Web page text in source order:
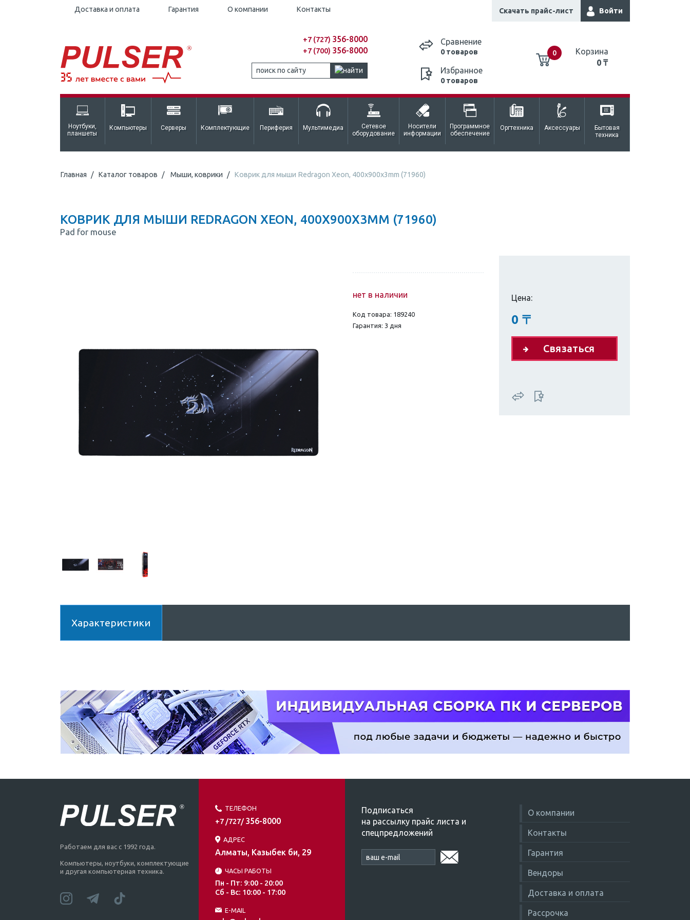
Доставка и оплата Гарантия О компании Контакты Скачать прайс-лист Войти
+7 (727) 356-8000
+7 (700) 356-8000
Сравнение
0 товаров
Избранное
0 товаров
0
Корзина
0 ₸
0 ₸
Ноутбуки,
планшеты
Компьютеры Серверы Комплектующие Периферия Мультимедиа
Сетевое
оборудование
Носители
информации
Программное
обеспечение
Оргтехника Аксессуары
Бытовая
техника
Главная Каталог товаров Мыши, коврики Коврик для мыши Redragon Xeon, 400х900х3mm (71960)
КОВРИК ДЛЯ МЫШИ REDRAGON XEON, 400Х900Х3MM (71960)
Pad for mouse
нет в наличии
Код товара: 189240
Гарантия: 3 дня
Цена:
0 〒
Связаться
Характеристики
Работаем для вас с 1992 года.
Компьютеры, ноутбуки, комплектующие
и другая компьютерная техника.
ТЕЛЕФОН
+7 /727/ 356-8000
АДРЕС
Алматы, Казыбек би, 29
ЧАСЫ РАБОТЫ
Пн - Пт: 9:00 - 20:00
Сб - Вс: 10:00 - 17:00
E-MAIL
Подписаться
на рассылку прайс листа и
спецпредложений
О компании
Контакты
Гарантия
Вендоры
Доставка и оплата
Рассрочка